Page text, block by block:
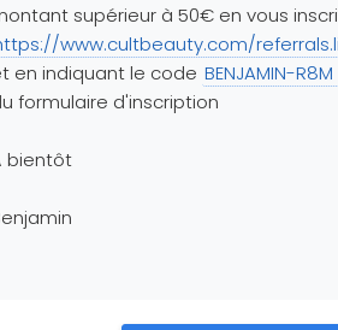
supérieur à 50€ en vous
www.cultbeauty.com/
en indiquant le code BENJAMIN-R8M
formulaire d'inscription
bientôt